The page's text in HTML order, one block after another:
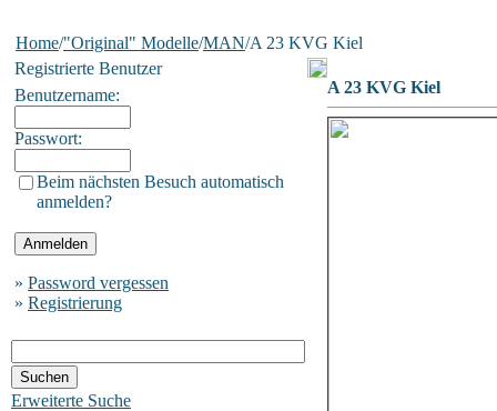
Home/"Original" Modelle/MAN/A 23 KVG Kiel
Registrierte Benutzer
Benutzername:
Passwort:
Beim nächsten Besuch automatisch
anmelden?
» Password vergessen
» Registrierung
Erweiterte Suche
A 23 KVG Kiel